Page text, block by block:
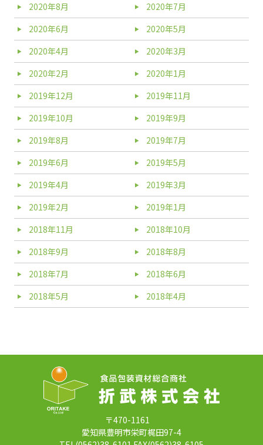
2020年8月
2020年7月
2020年6月
2020年5月
2020年4月
2020年3月
2020年2月
2020年1月
2019年12月
2019年11月
2019年10月
2019年9月
2019年8月
2019年7月
2019年6月
2019年5月
2019年4月
2019年3月
2019年2月
2019年1月
2018年11月
2018年10月
2018年9月
2018年8月
2018年7月
2018年6月
2018年5月
2018年4月
〒470-1161
愛知県豊明市栄町梶田97-4